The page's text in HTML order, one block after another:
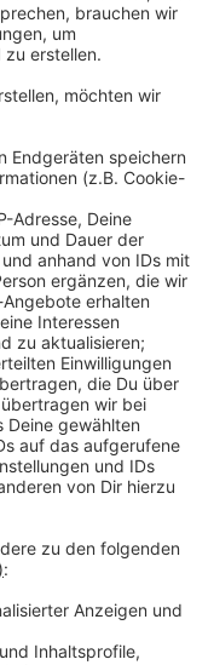
des
40-jährige sitzt
in Köln. Selbst
muss er nicht
Worten
auf die
letzten Jahren
um
zurückfallen.
einen
Der
hatte ein
erst Anfang